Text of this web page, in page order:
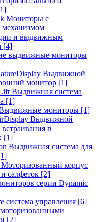
Мониторы с
и выдвижным
[4]
выдвижные мониторы
Выдвижной
монитор [1]
Выдвижная система
[1]
мониторы [1]
Выдвижной
в
[1]
Выдвижная система для
корпус
салфеток [2]
серии Dynamic
система управления [6]
[2]